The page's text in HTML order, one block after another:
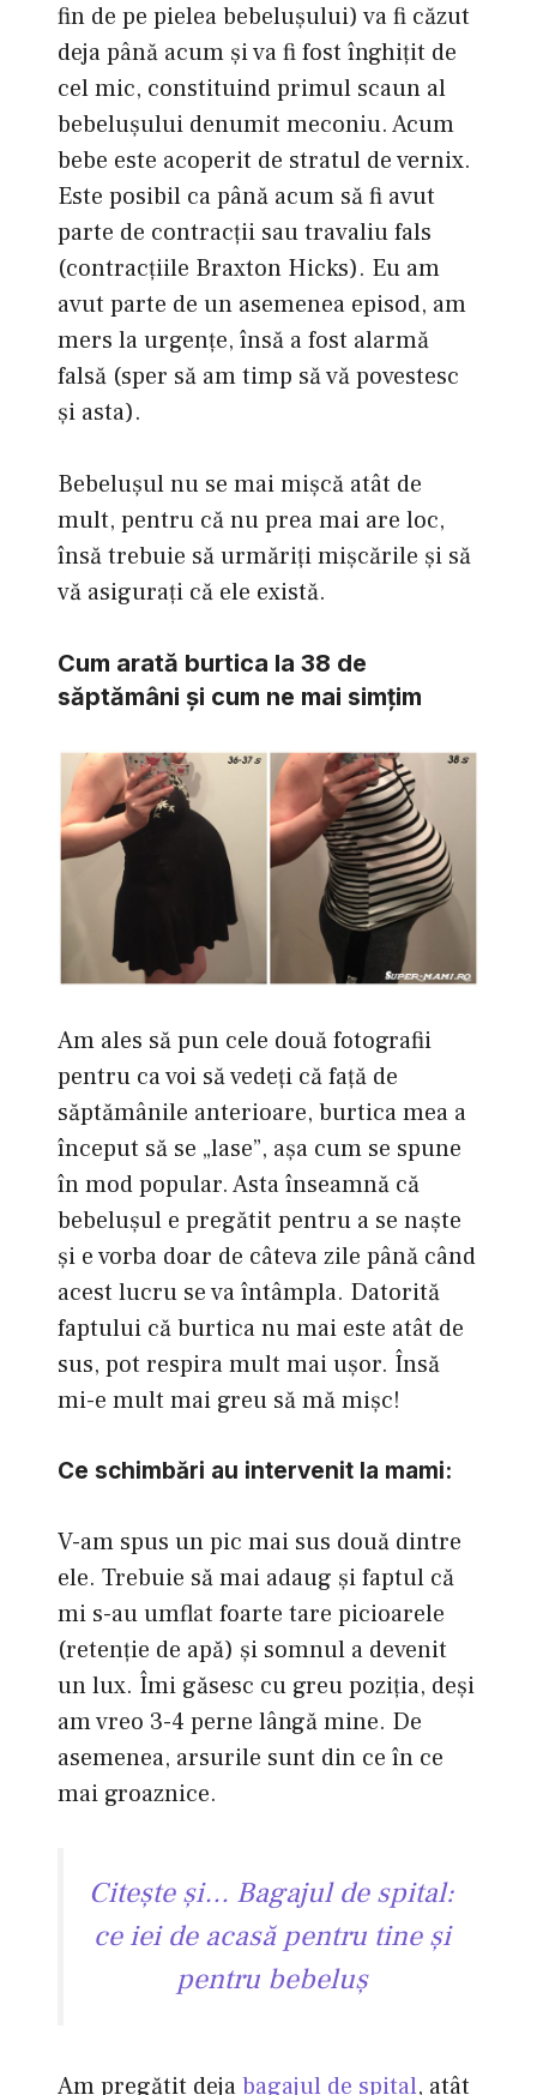
fin de pe pielea bebeluşului) va fi căzut
deja până acum şi va fi fost înghiţit de
cel mic, constituind primul scaun al
bebeluşului denumit meconiu. Acum
bebe este acoperit de stratul de vernix.
Este posibil ca până acum să fi avut
parte de contracţii sau travaliu fals
(contracţiile Braxton Hicks). Eu am
avut parte de un asemenea episod, am
mers la urgenţe, însă a fost alarmă
falsă (sper să am timp să vă povestesc
şi asta).
Bebeluşul nu se mai mişcă atât de
mult, pentru că nu prea mai are loc,
însă trebuie să urmăriţi mişcările şi să
vă asiguraţi că ele există.
Cum arată burtica la 38 de
săptămâni şi cum ne mai simţim
Am ales să pun cele două fotografii
pentru ca voi să vedeţi că faţă de
săptămânile anterioare, burtica mea a
început să se „lase”, aşa cum se spune
în mod popular. Asta înseamnă că
bebeluşul e pregătit pentru a se naşte
şi e vorba doar de câteva zile până când
acest lucru se va întâmpla. Datorită
faptului că burtica nu mai este atât de
sus, pot respira mult mai uşor. Însă
mi-e mult mai greu să mă mişc!
Ce schimbări au intervenit la mami:
V-am spus un pic mai sus două dintre
ele. Trebuie să mai adaug şi faptul că
mi s-au umflat foarte tare picioarele
(retenţie de apă) şi somnul a devenit
un lux. Îmi găsesc cu greu poziţia, deşi
am vreo 3-4 perne lângă mine. De
asemenea, arsurile sunt din ce în ce
mai groaznice.
Citeşte şi… Bagajul de spital:
ce iei de acasă pentru tine şi
pentru bebeluş
Am pregătit dejabagajul de spital, atât